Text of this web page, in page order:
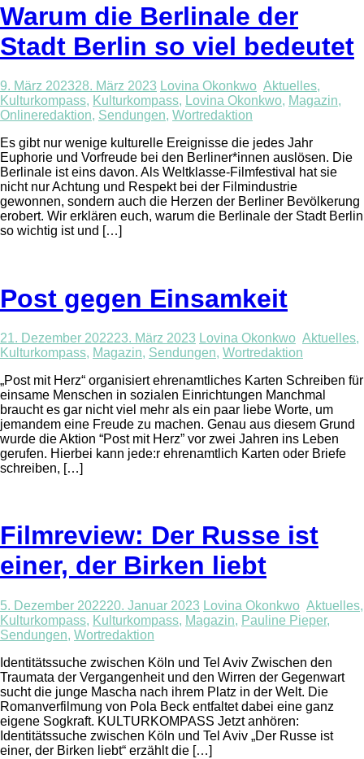
Warum die Berlinale der
Stadt Berlin so viel bedeutet
9. März 202328. März 2023 Lovina Okonkwo Aktuelles,
Kulturkompass, Kulturkompass, Lovina Okonkwo, Magazin,
Onlineredaktion, Sendungen, Wortredaktion
Es gibt nur wenige kulturelle Ereignisse die jedes Jahr
Euphorie und Vorfreude bei den Berliner*innen auslösen. Die
Berlinale ist eins davon. Als Weltklasse-Filmfestival hat sie
nicht nur Achtung und Respekt bei der Filmindustrie
gewonnen, sondern auch die Herzen der Berliner Bevölkerung
erobert. Wir erklären euch, warum die Berlinale der Stadt Berlin
so wichtig ist und […]
Post gegen Einsamkeit
21. Dezember 202223. März 2023 Lovina Okonkwo Aktuelles,
Kulturkompass, Magazin, Sendungen, Wortredaktion
„Post mit Herz“ organisiert ehrenamtliches Karten Schreiben für
einsame Menschen in sozialen Einrichtungen Manchmal
braucht es gar nicht viel mehr als ein paar liebe Worte, um
jemandem eine Freude zu machen. Genau aus diesem Grund
wurde die Aktion “Post mit Herz” vor zwei Jahren ins Leben
gerufen. Hierbei kann jede:r ehrenamtlich Karten oder Briefe
schreiben, […]
Filmreview: Der Russe ist
einer, der Birken liebt
5. Dezember 202220. Januar 2023 Lovina Okonkwo Aktuelles,
Kulturkompass, Kulturkompass, Magazin, Pauline Pieper,
Sendungen, Wortredaktion
Identitätssuche zwischen Köln und Tel Aviv Zwischen den
Traumata der Vergangenheit und den Wirren der Gegenwart
sucht die junge Mascha nach ihrem Platz in der Welt. Die
Romanverfilmung von Pola Beck entfaltet dabei eine ganz
eigene Sogkraft. KULTURKOMPASS Jetzt anhören:
Identitätssuche zwischen Köln und Tel Aviv „Der Russe ist
einer, der Birken liebt“ erzählt die […]